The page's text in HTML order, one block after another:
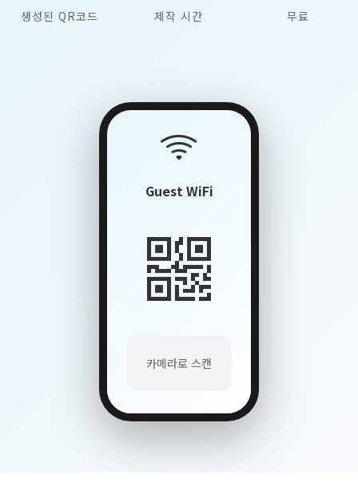
생성된 QR코드 제작 시간 무료
Guest WiFi
카메라로 스캔